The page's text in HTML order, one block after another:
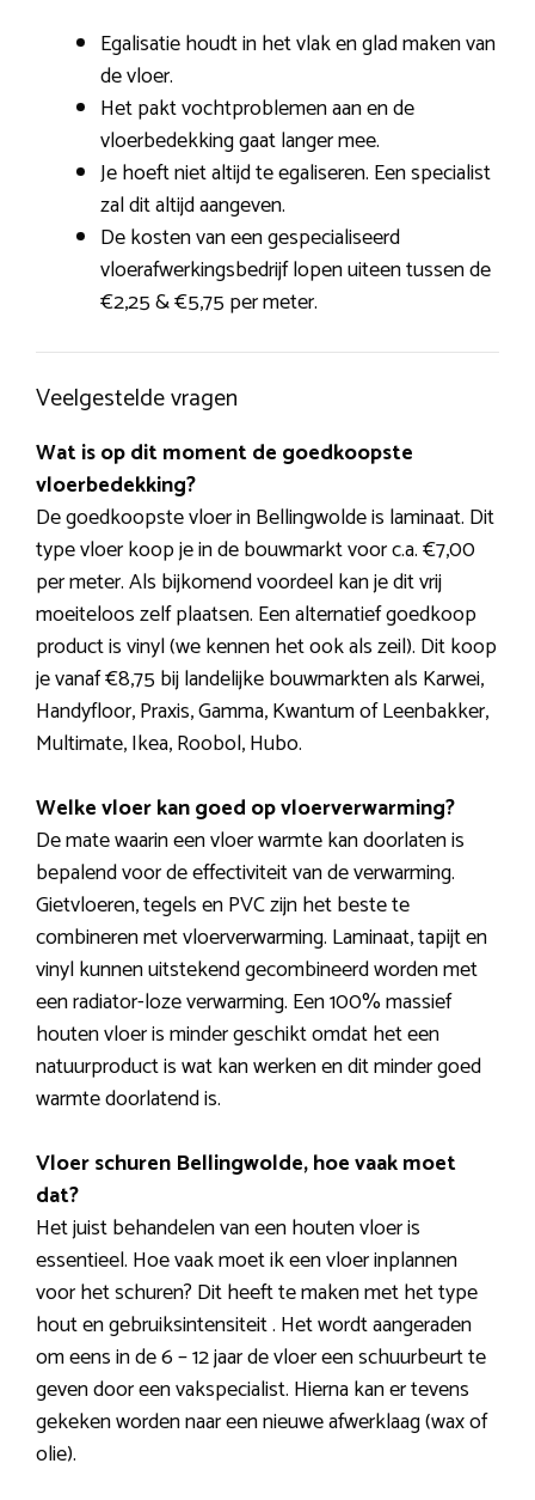
Egalisatie houdt in het vlak en glad maken van
de vloer.
Het pakt vochtproblemen aan en de
vloerbedekking gaat langer mee.
Je hoeft niet altijd te egaliseren. Een specialist
zal dit altijd aangeven.
De kosten van een gespecialiseerd
vloerafwerkingsbedrijf lopen uiteen tussen de
€2,25 & €5,75 per meter.
Veelgestelde vragen
Wat is op dit moment de goedkoopste
vloerbedekking?
De goedkoopste vloer in Bellingwolde is laminaat. Dit
type vloer koop je in de bouwmarkt voor c.a. €7,00
per meter. Als bijkomend voordeel kan je dit vrij
moeiteloos zelf plaatsen. Een alternatief goedkoop
product is vinyl (we kennen het ook als zeil). Dit koop
je vanaf €8,75 bij landelijke bouwmarkten als Karwei,
Handyfloor, Praxis, Gamma, Kwantum of Leenbakker,
Multimate, Ikea, Roobol, Hubo.
Welke vloer kan goed op vloerverwarming?
De mate waarin een vloer warmte kan doorlaten is
bepalend voor de effectiviteit van de verwarming.
Gietvloeren, tegels en PVC zijn het beste te
combineren met vloerverwarming. Laminaat, tapijt en
vinyl kunnen uitstekend gecombineerd worden met
een radiator-loze verwarming. Een 100% massief
houten vloer is minder geschikt omdat het een
natuurproduct is wat kan werken en dit minder goed
warmte doorlatend is.
Vloer schuren Bellingwolde, hoe vaak moet
dat?
Het juist behandelen van een houten vloer is
essentieel. Hoe vaak moet ik een vloer inplannen
voor het schuren? Dit heeft te maken met het type
hout en gebruiksintensiteit . Het wordt aangeraden
om eens in de 6 – 12 jaar de vloer een schuurbeurt te
geven door een vakspecialist. Hierna kan er tevens
gekeken worden naar een nieuwe afwerklaag (wax of
olie).